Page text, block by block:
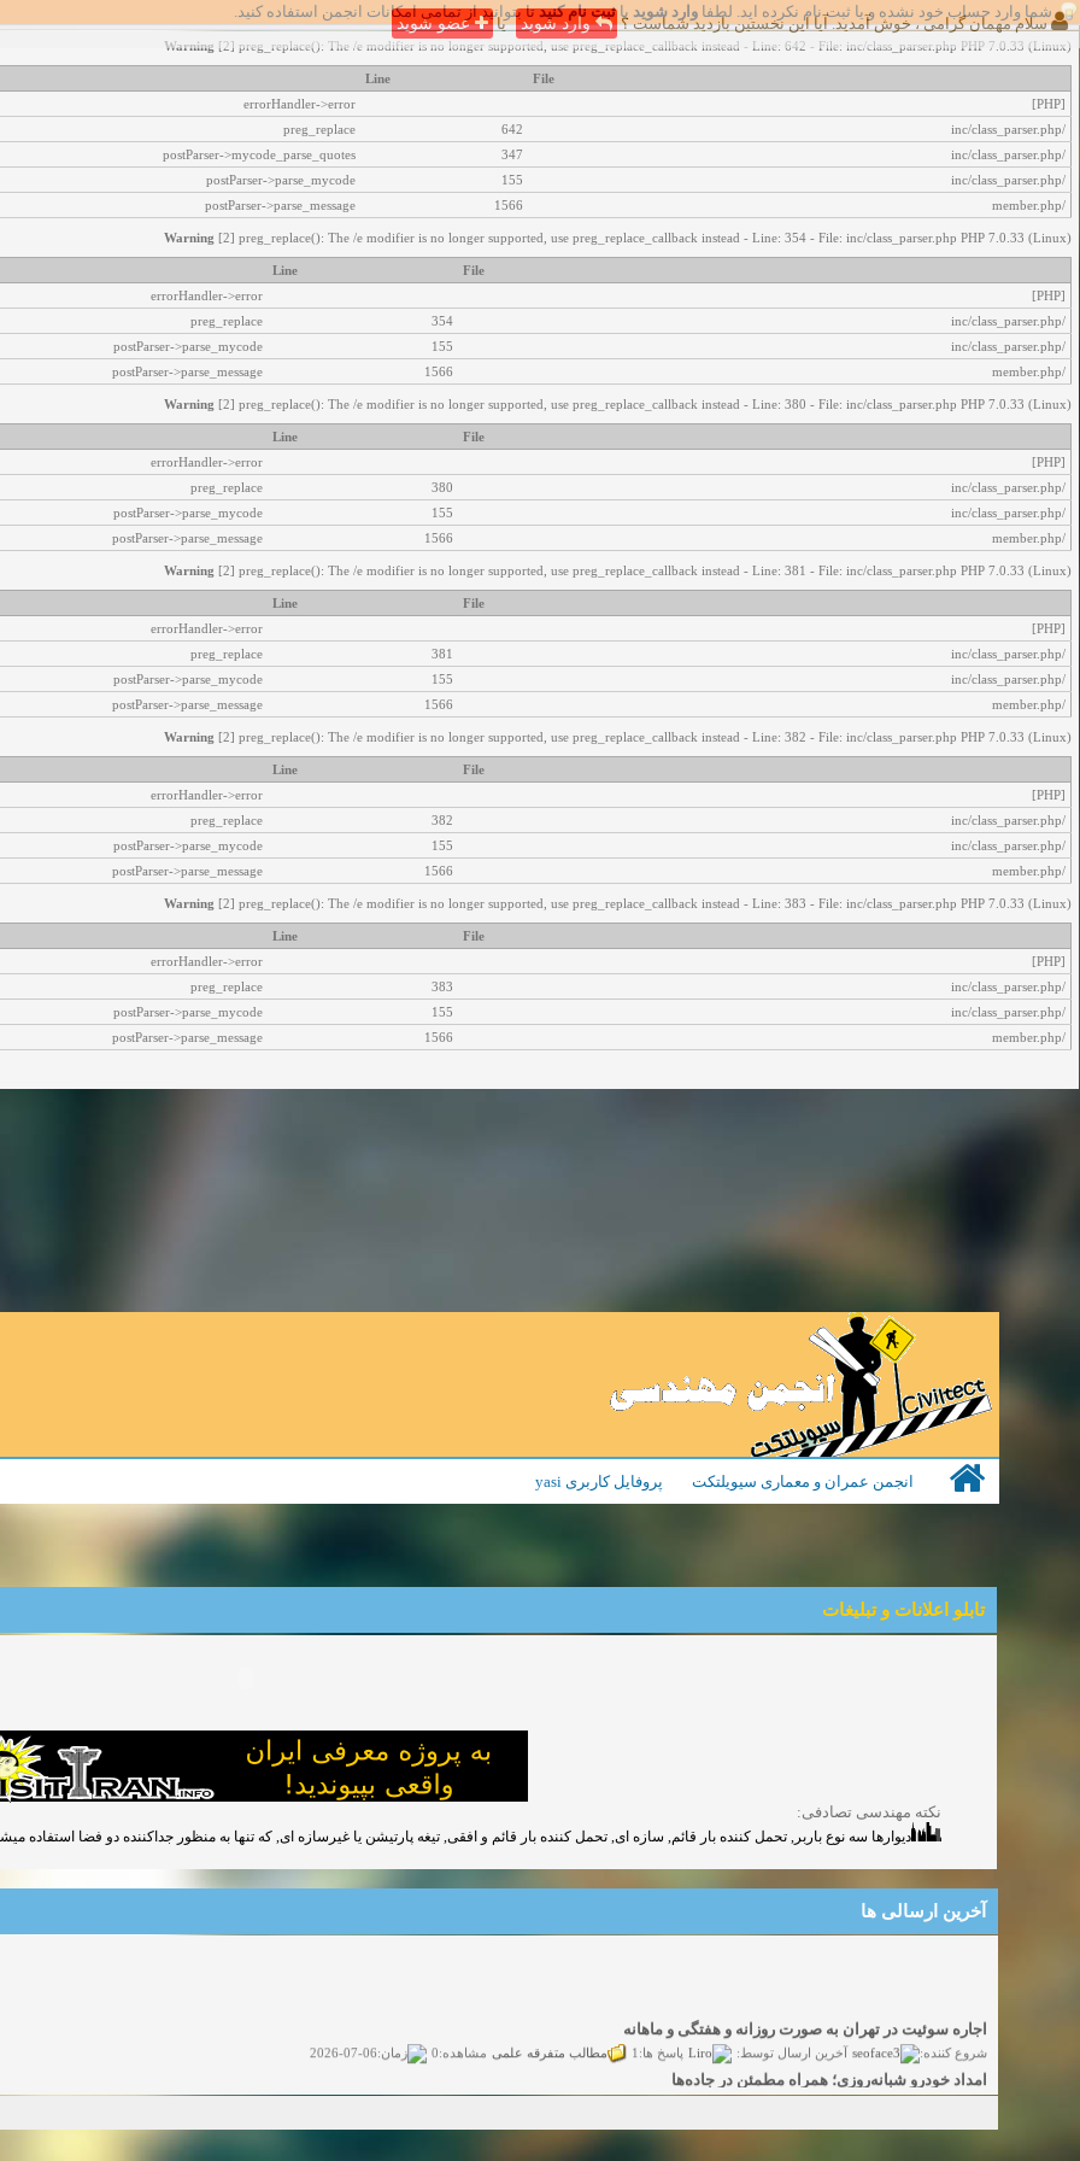
شما وارد حساب خود نشده و یا ثبت نام نکرده اید. لطفا وارد شوید یاثبت نام کنیدتا بتوانید از تمامی امکانات انجمن استفاده کنید. اخطار‌های زیر رخ داد:
Warning [2] preg_replace(): The /e modifier is no longer supported, use preg_replace_callback instead - Line: 642 - File: inc/class_parser.php PHP 7.0.33 (Linux)
File
Line
[PHP]
errorHandler->error
/inc/class_parser.php
642
preg_replace
/inc/class_parser.php
347
postParser->mycode_parse_quotes
/inc/class_parser.php
155
postParser->parse_mycode
/member.php
1566
postParser->parse_message
Warning [2] preg_replace(): The /e modifier is no longer supported, use preg_replace_callback instead - Line: 354 - File: inc/class_parser.php PHP 7.0.33 (Linux)
File
Line
[PHP]
errorHandler->error
/inc/class_parser.php
354
preg_replace
/inc/class_parser.php
155
postParser->parse_mycode
/member.php
1566
postParser->parse_message
Warning [2] preg_replace(): The /e modifier is no longer supported, use preg_replace_callback instead - Line: 380 - File: inc/class_parser.php PHP 7.0.33 (Linux)
File
Line
[PHP]
errorHandler->error
/inc/class_parser.php
380
preg_replace
/inc/class_parser.php
155
postParser->parse_mycode
/member.php
1566
postParser->parse_message
Warning [2] preg_replace(): The /e modifier is no longer supported, use preg_replace_callback instead - Line: 381 - File: inc/class_parser.php PHP 7.0.33 (Linux)
File
Line
[PHP]
errorHandler->error
/inc/class_parser.php
381
preg_replace
/inc/class_parser.php
155
postParser->parse_mycode
/member.php
1566
postParser->parse_message
Warning [2] preg_replace(): The /e modifier is no longer supported, use preg_replace_callback instead - Line: 382 - File: inc/class_parser.php PHP 7.0.33 (Linux)
File
Line
[PHP]
errorHandler->error
/inc/class_parser.php
382
preg_replace
/inc/class_parser.php
155
postParser->parse_mycode
/member.php
1566
postParser->parse_message
Warning [2] preg_replace(): The /e modifier is no longer supported, use preg_replace_callback instead - Line: 383 - File: inc/class_parser.php PHP 7.0.33 (Linux)
File
Line
[PHP]
errorHandler->error
/inc/class_parser.php
383
preg_replace
/inc/class_parser.php
155
postParser->parse_mycode
/member.php
1566
postParser->parse_message
انجمن عمران و معماری سیویلتکت پروفایل کاربری yasi
سلام مهمان گرامی ، خوش آمدید. آیا این نخستین بازدید شماست ؟ وارد شوید یا عضو شوید
تابلو اعلانات و تبلیغات
نکته مهندسی تصادفی:
دیوارها سه نوع باربر, تحمل کننده بار قائم, سازه ای, تحمل کننده بار قائم و افقی, تیغه پارتیشن یا غیرسازه ای, که تنها به منظور جداکننده دو فضا استفاده
آخرین ارسالی ها
اجاره سوئیت در تهران به صورت روزانه و هفتگی و ماهانه
شروع کننده: seoface3 آخرین ارسال توسط: پاسخ ها:1
امداد خودرو شبانه‌روزی؛ همراه مطمئن در جاده‌ها
شروع کننده: yadak724 آخرین ارسال توسط: yadak724 پاسخ ها:0 گفتگوی آزاد مشاهده:0 زمان:11-04-2025